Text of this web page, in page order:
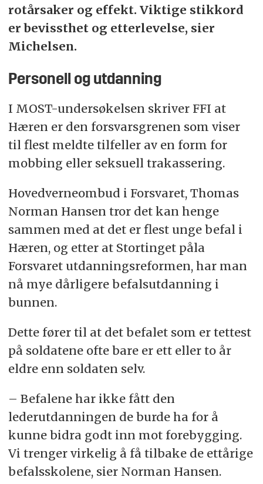
rotårsaker og effekt. Viktige stikkord
er bevissthet og etterlevelse, sier
Michelsen.
Personell og utdanning
I MOST-undersøkelsen skriver FFI at
Hæren er den forsvarsgrenen som viser
til flest meldte tilfeller av en form for
mobbing eller seksuell trakassering.
Hovedverneombud i Forsvaret, Thomas
Norman Hansen tror det kan henge
sammen med at det er flest unge befal i
Hæren, og etter at Stortinget påla
Forsvaret utdanningsreformen, har man
nå mye dårligere befalsutdanning i
bunnen.
Dette fører til at det befalet som er tettest
på soldatene ofte bare er ett eller to år
eldre enn soldaten selv.
– Befalene har ikke fått den
lederutdanningen de burde ha for å
kunne bidra godt inn mot forebygging.
Vi trenger virkelig å få tilbake de ettårige
befalsskolene, sier Norman Hansen.